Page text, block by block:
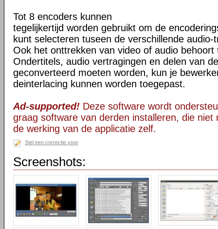
Tot 8 encoders kunnen
tegelijkertijd worden gebruikt om de
kunt selecteren tuseen de verschillende
Ook het onttrekken van video of audio behoort
Ondertitels, audio vertragingen en delen van
geconverteerd moeten worden, kun je
deinterlacing kunnen worden toegepast.
Ad-supported! Deze software wordt
graag software van derden installeren, die niet
de werking van de applicatie zelf.
Stel een correctie voor
Screenshots: